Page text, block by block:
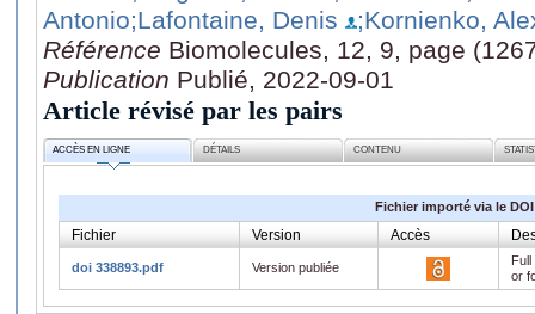
Antonio;Lafontaine, Denis
;Kornienko,
Référence Biomolecules, 12, 9, page
Publication Publié, 2022-09-01
Article révisé par les pairs
ACCÈS EN LIGNE DÉTAILS CONTENU
Fichier importé via le DOI
Fichier Version Accès
doi 338893.pdf Version publiée
or